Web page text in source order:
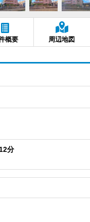
概要 周辺地図
分